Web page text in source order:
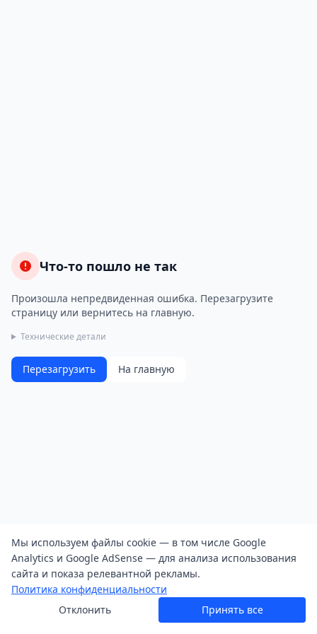
Что-то пошло не так
Произошла непредвиденная ошибка. Перезагрузите
страницу или вернитесь на главную.
Технические детали
Перезагрузить На главную
Мы используем файлы cookie — в том числе Google
Analytics и Google AdSense — для анализа использования
сайта и показа релевантной рекламы.
Политика конфиденциальности
Отклонить
Принять все